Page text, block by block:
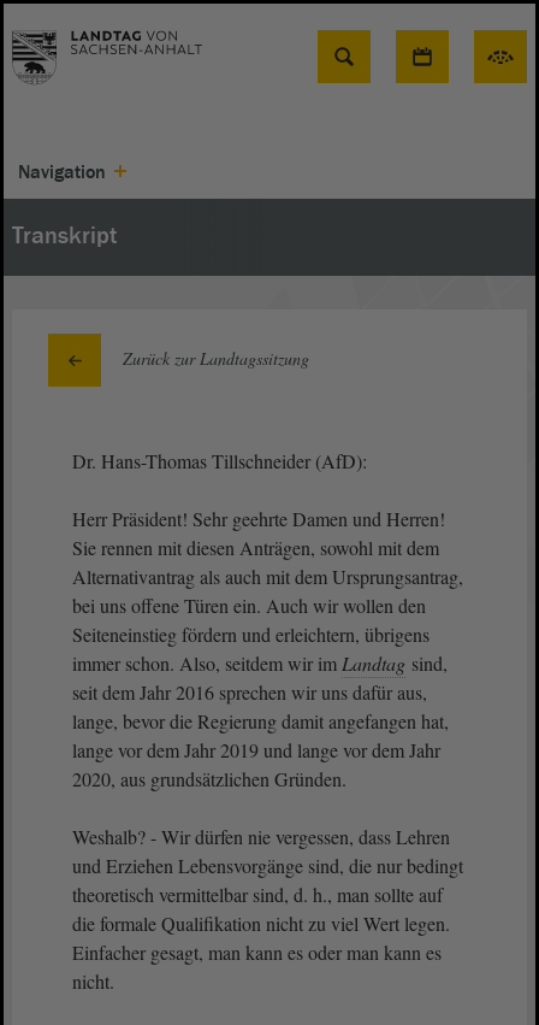
Suche
Navigation
Transkript
Zurück zur Landtagssitzung
Dr. Hans-Thomas Tillschneider (AfD):
Herr Präsident! Sehr geehrte Damen und Herren!
Sie rennen mit diesen Anträgen, sowohl mit dem
Alternativantrag als auch mit dem Ursprungsantrag,
bei uns offene Türen ein. Auch wir wollen den
Seiteneinstieg fördern und erleichtern, übrigens
immer schon. Also, seitdem wir im Landtag sind,
seit dem Jahr 2016 sprechen wir uns dafür aus,
lange, bevor die Regierung damit angefangen hat,
lange vor dem Jahr 2019 und lange vor dem Jahr
2020, aus grundsätzlichen Gründen.
Weshalb? - Wir dürfen nie vergessen, dass Lehren
und Erziehen Lebensvorgänge sind, die nur bedingt
theoretisch vermittelbar sind, d. h., man sollte auf
die formale Qualifikation nicht zu viel Wert legen.
Einfacher gesagt, man kann es oder man kann es
nicht.